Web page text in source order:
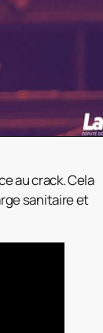
au crack. Cela
sanitaire et